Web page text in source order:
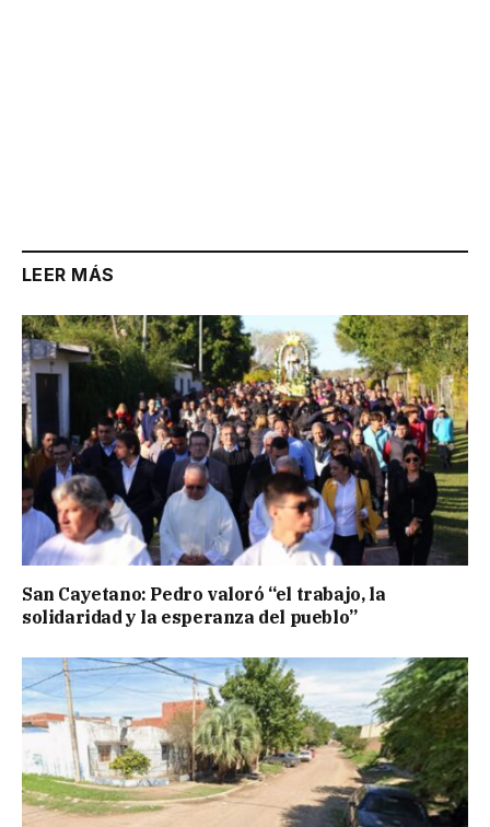
LEER MÁS
San Cayetano: Pedro valoró “el trabajo, la
solidaridad y la esperanza del pueblo”